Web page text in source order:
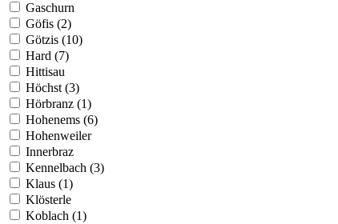
Gaschurn
Göfis (2)
Götzis (10)
Hard (7)
Hittisau
Höchst (3)
Hörbranz (1)
Hohenems (6)
Hohenweiler
Innerbraz
Kennelbach (3)
Klaus (1)
Klösterle
Koblach (1)